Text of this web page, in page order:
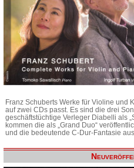
Franz Schuberts Werke für Violine und
auf zwei CDs passt. Es sind die drei
geschäftstüchtige Verleger Diabelli als
kommen die als „Grand Duo“
und die bedeutende C-Dur-Fantasie